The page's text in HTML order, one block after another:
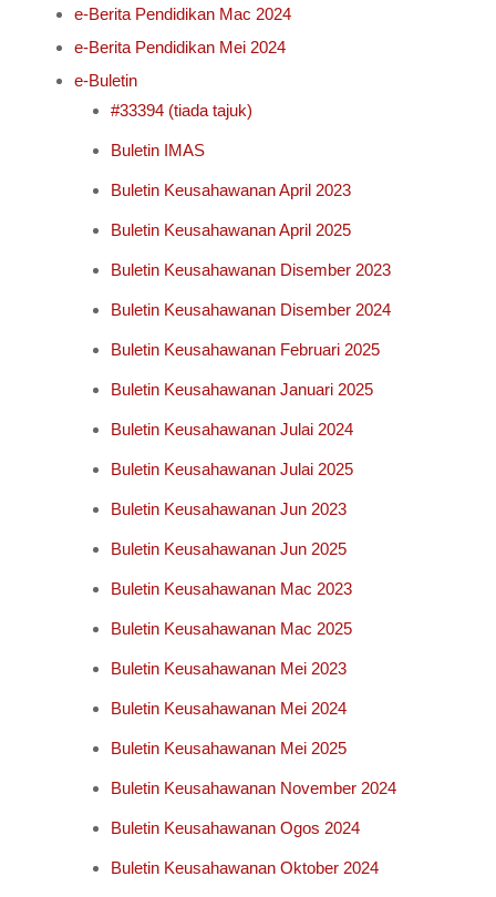
e-Berita Pendidikan Mac 2024
e-Berita Pendidikan Mei 2024
e-Buletin
#33394 (tiada tajuk)
Buletin IMAS
Buletin Keusahawanan April 2023
Buletin Keusahawanan April 2025
Buletin Keusahawanan Disember 2023
Buletin Keusahawanan Disember 2024
Buletin Keusahawanan Februari 2025
Buletin Keusahawanan Januari 2025
Buletin Keusahawanan Julai 2024
Buletin Keusahawanan Julai 2025
Buletin Keusahawanan Jun 2023
Buletin Keusahawanan Jun 2025
Buletin Keusahawanan Mac 2023
Buletin Keusahawanan Mac 2025
Buletin Keusahawanan Mei 2023
Buletin Keusahawanan Mei 2024
Buletin Keusahawanan Mei 2025
Buletin Keusahawanan November 2024
Buletin Keusahawanan Ogos 2024
Buletin Keusahawanan Oktober 2024